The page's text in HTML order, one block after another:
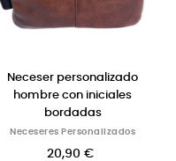
Neceser personalizado
hombre con iniciales
bordadas
Neceseres Personalizados
20,90 €